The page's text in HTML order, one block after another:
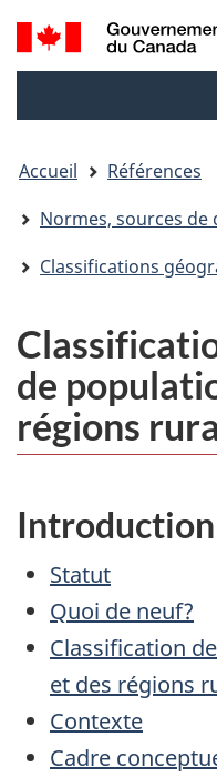
Recherche
et
Accueil
Références
Normes, sources
Classifications
de
régions
Introduction
Statut
Quoi de neuf?
Classification
et des régions
Contexte
Cadre